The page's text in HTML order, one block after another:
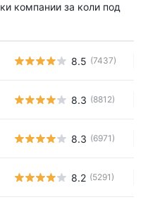
компании за коли под
8.5 (7437)
8.3 (8812)
8.3 (6971)
8.2 (5291)